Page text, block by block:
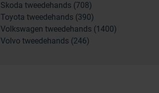
Skoda tweedehands (708)
Toyota tweedehands (390)
Volkswagen tweedehands (1400)
Volvo tweedehands (246)